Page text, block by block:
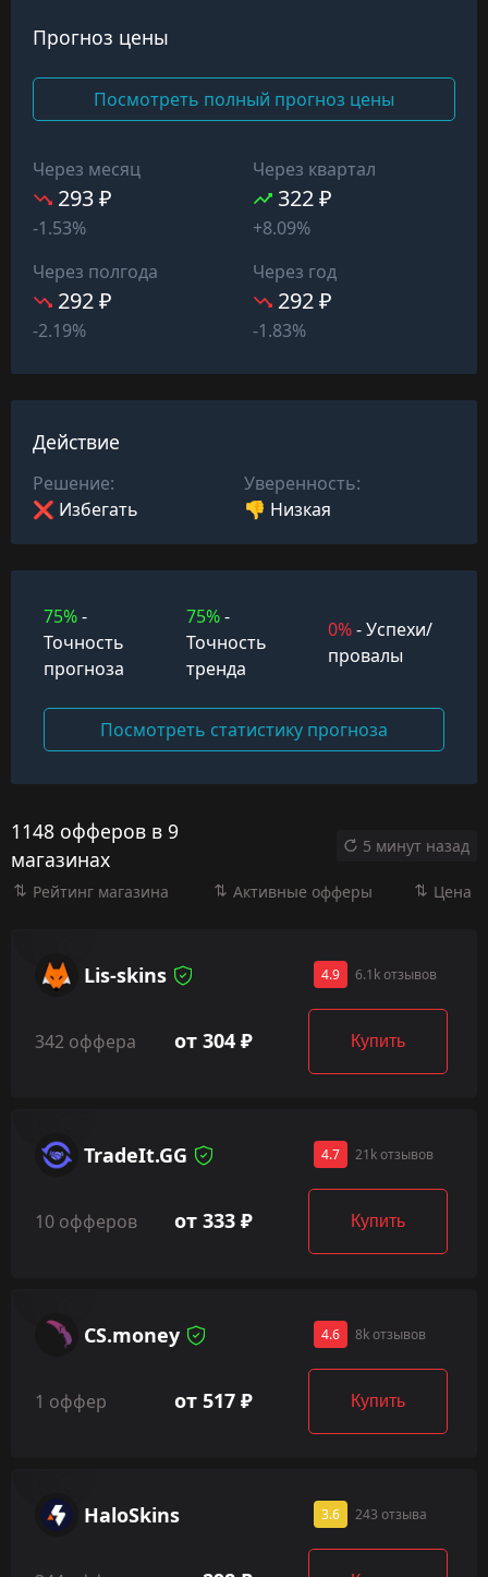
Прогноз цены
Посмотреть полный прогноз цены
Через месяц
293 ₽
-1.53%
Через квартал
322 ₽
+8.09%
Через полгода
292 ₽
-2.19%
Через год
292 ₽
-1.83%
Действие
Решение:
❌ Избегать
Уверенность:
👎 Низкая
75%-
Точность
прогноза
75%-
Точность
тренда
0%- Успехи/
провалы
Посмотреть статистику прогноза
1148 офферов в 9
магазинах
5 минут назад
Рейтинг магазина Активные офферы Цена
Lis-skins 4.9 6.1k отзывов
342 оффера от 304 ₽ Купить
TradeIt.GG 4.7 21k отзывов
10 офферов от 333 ₽ Купить
CS.money 4.6 8k отзывов
1 оффер от 517 ₽ Купить
HaloSkins 3.6 243 отзыва